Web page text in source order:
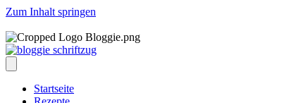
Zum Inhalt springen
Startseite